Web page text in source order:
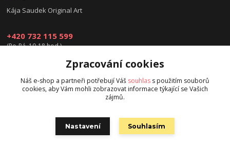
Kája Saudek Original Art
+420 732 115 599
(Po-Pá, 10-18 hod.)
obchod@kajasaudek.cz
Zpracování cookies
Náš e-shop a partneři potřebují Váš souhlas s použitím souborů
cookies, aby Vám mohli zobrazovat informace týkající se Vašich
zájmů.
Nastavení Souhlasím